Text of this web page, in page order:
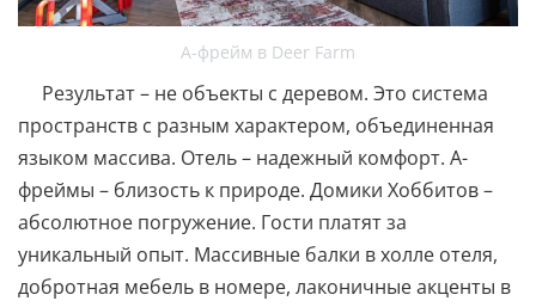
А-фрейм в Deer Farm
Результат – не объекты с деревом. Это система
пространств с разным характером, объединенная
языком массива. Отель – надежный комфорт. А-
фреймы – близость к природе. Домики Хоббитов –
абсолютное погружение. Гости платят за
уникальный опыт. Массивные балки в холле отеля,
добротная мебель в номере, лаконичные акценты в